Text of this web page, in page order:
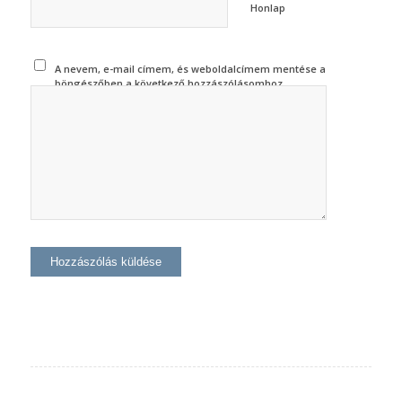
Honlap
A nevem, e-mail címem, és weboldalcímem mentése a
böngészőben a következő hozzászólásomhoz.